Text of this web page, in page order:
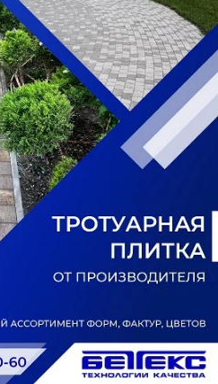
ребенка, а также
о нем и этом костюме.
данные. Также
Ивановна Иванова,
фото своей дочери
сайте bloknot-rostov.ru
Нового года-2017».
5000 рублей в магазин
и приз
от
«Авторская